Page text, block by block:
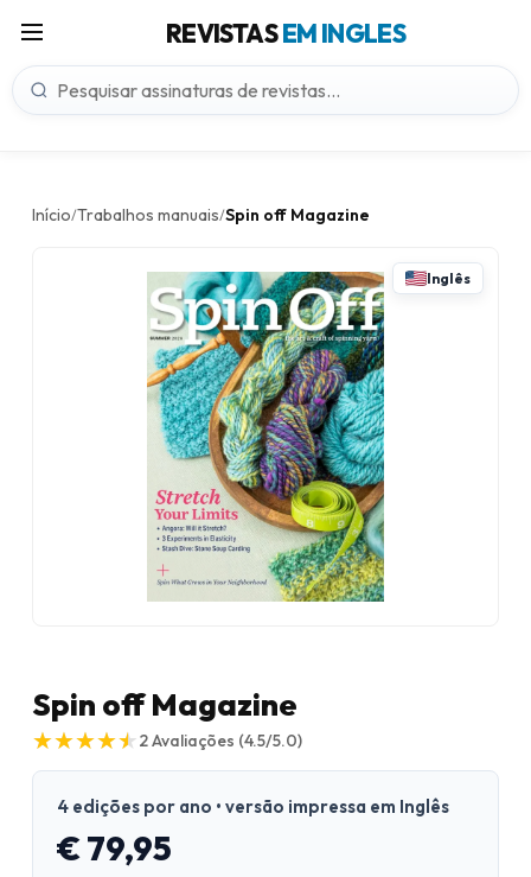
REVISTASEM INGLES
Início/Trabalhos manuais/Spin off Magazine
Inglês
Spin off Magazine
★
★★
★★
★★
★★
★2Avaliações (4.5/5.0)
4 edições por ano • versão impressa em Inglês
€ 79,95